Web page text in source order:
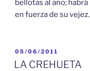
bellotas al año;
en fuerza de su vejez.
PUBLICADO
EL
05/06/2011
LA CREHUETA